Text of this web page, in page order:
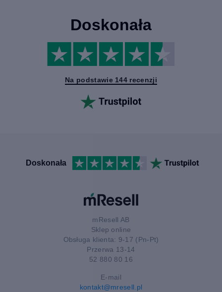
Doskonała
Na podstawie 144 recenzji
Doskonała
mResell AB
Sklep online
Obsługa klienta: 9-17 (Pn-Pt)
Przerwa 13-14
52 880 80 16
E-mail
kontakt@mresell.pl